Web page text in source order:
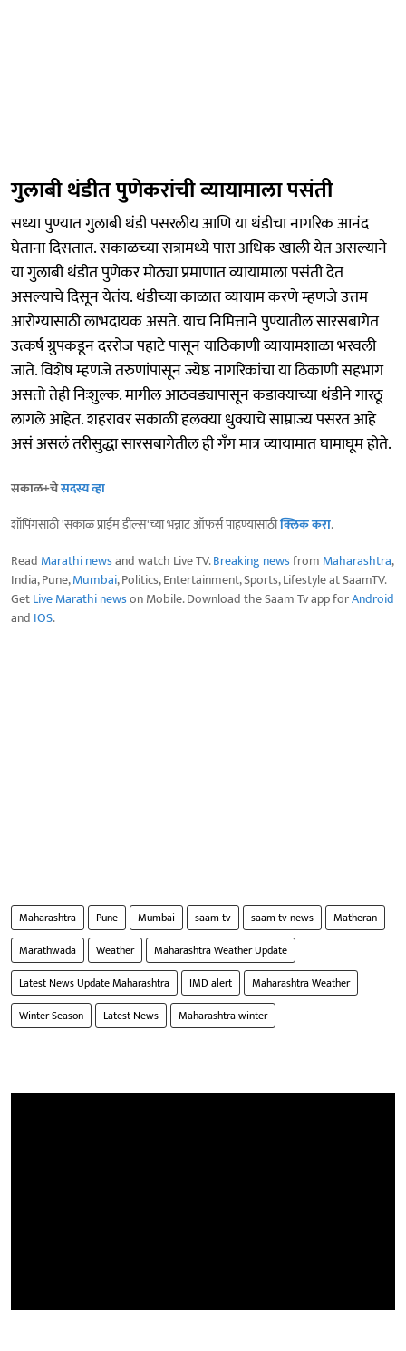
गुलाबी थंडीत पुणेकरांची व्यायामाला पसंती
सध्या पुण्यात गुलाबी थंडी पसरलीय आणि या थंडीचा नागरिक आनंद
घेताना दिसतात. सकाळच्‍या सत्रामध्ये पारा अधिक खाली येत असल्याने
या गुलाबी थंडीत पुणेकर मोठ्या प्रमाणात व्यायामाला पसंती देत
असल्याचे दिसून येतंय. थंडीच्या काळात व्यायाम करणे म्हणजे उत्तम
आरोग्यासाठी लाभदायक असते. याच निमित्ताने पुण्यातील सारसबागेत
उत्कर्ष ग्रुपकडून दररोज पहाटे पासून याठिकाणी व्यायामशाळा भरवली
जाते. विशेष म्हणजे तरुणांपासून ज्येष्ठ नागरिकांचा या ठिकाणी सहभाग
असतो तेही निःशुल्क. मागील आठवड्यापासून कडाक्याच्या थंडीने गारठू
लागले आहेत. शहरावर सकाळी हलक्या धुक्याचे साम्राज्य पसरत आहे
असं असलं तरीसुद्धा सारसबागेतील ही गँग मात्र व्यायामात घामाघूम होते.
सकाळ+चेसदस्य व्हा
शॉपिंगसाठी 'सकाळ प्राईम डील्स'च्या भन्नाट ऑफर्स पाहण्यासाठीक्लिक करा.
Read Marathi newsand watch Live TV.Breaking newsfrom Maharashtra,
India, Pune,Mumbai, Politics, Entertainment, Sports, Lifestyle at SaamTV.
GetLive Marathi newson Mobile. Download the Saam Tv app forAndroid
and IOS.
Maharashtra Pune Mumbai saam tv saam tv news
Matheran
Marathwada
Weather
Maharashtra Weather Update
Latest News Update Maharashtra
IMD alert
Maharashtra Weather
Winter Season
Latest News Maharashtra winter